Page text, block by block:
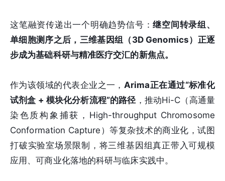
这笔融资传递出一个明确趋势信号：继空间转录组、
单细胞测序之后，三维基因组（3D Genomics）正逐
步成为基础科研与精准医疗交汇的新焦点。
作为该领域的代表企业之一， Arima正在通过“标准化
试剂盒 + 模块化分析流程”的路径，推动Hi-C（高通量
染色质构象捕获，High-throughput Chromosome
Conformation Capture）等复杂技术的商业化，试图
打破实验室场景限制，将三维基因组真正带入可规模
应用、可商业化落地的科研与临床实践中。